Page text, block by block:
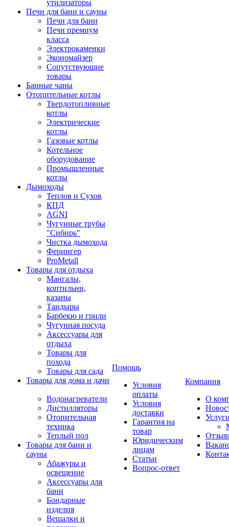
утилизаторы
Печи для бани и сауны
Печи для бани
Печи премиум
класса
Электрокаменки
Экономайзер
Сопутствующие
товары
Банные чаны
Отопительные котлы
Твердотопливные
котлы
Электрические
котлы
Газовые котлы
Котельное
оборудование
Промышленные
котлы
Дымоходы
Теплов и Сухов
КПД
AGNI
Чугунные трубы
"Сибирь"
Чистка дымохода
Ферингер
ProMetall
Товары для отдыха
Мангалы,
коптильни,
казаны
Тандыры
Барбекю и грили
Чугунная посуда
Аксессуары для
отдыха
Товары для
похода
Товары для сада
Товары для дома и дачи
Водонагреватели
Дистилляторы
Отопительная
техника
Теплый пол
Товары для бани и
сауны
Абажуры и
освещение
Аксессуары для
бани
Бондарные
изделия
Вешалки и
Помощь
Условия
оплаты
Условия
доставки
Гарантия на
товар
Юридическим
лицам
Статьи
Вопрос-ответ
Компания
О